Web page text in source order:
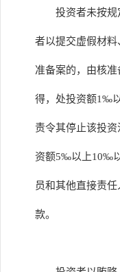
投资者未按
者以提交虚假材
准备案的，由核
得，处投资额1‰
责令其停止该投
资额5‰以上10‰
员和其他直接责
款。